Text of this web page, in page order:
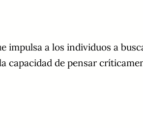
impulsa a los individuos a
capacidad de pensar